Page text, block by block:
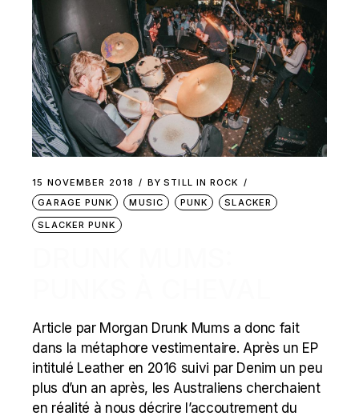
15 NOVEMBER 2018 BY STILL IN ROCK
GARAGE PUNK
MUSIC PUNK
SLACKER
SLACKER PUNK
Article par Morgan Drunk Mums a donc fait
dans la métaphore vestimentaire. Après un EP
intitulé Leather en 2016 suivi par Denim un peu
plus d’un an après, les Australiens cherchaient
en réalité à nous décrire l’accoutrement du